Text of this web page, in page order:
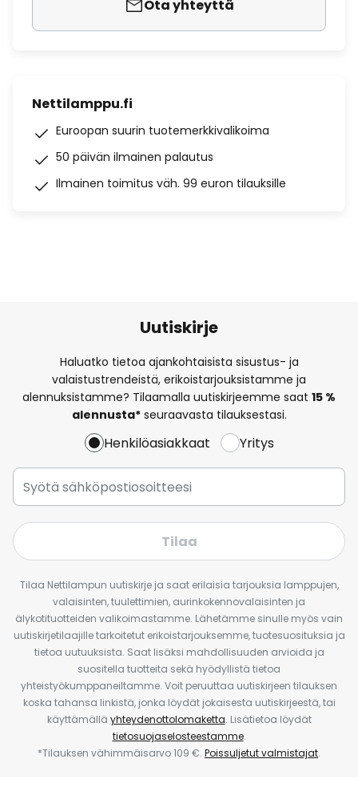
Ota yhteyttä
Nettilamppu.fi
Euroopan suurin tuotemerkkivalikoima
50 päivän ilmainen palautus
Ilmainen toimitus väh. 99 euron tilauksille
Uutiskirje
Haluatko tietoa ajankohtaisista sisustus- ja
valaistustrendeistä, erikoistarjouksistamme ja
alennuksistamme? Tilaamalla uutiskirjeemme saat 15 %
alennusta*seuraavasta tilauksestasi.
Henkilöasiakkaat Yritys
Tilaa
Tilaa Nettilampun uutiskirje ja saat erilaisia tarjouksia lamppujen,
valaisinten, tuulettimien, aurinkokennovalaisinten ja
älykotituotteiden valikoimastamme. Lähetämme sinulle myös vain
uutiskirjetilaajille tarkoitetut erikoistarjouksemme, tuotesuosituksia ja
tietoa uutuuksista. Saat lisäksi mahdollisuuden arvioida ja
suositella tuotteita sekä hyödyllistä tietoa
yhteistyökumppaneiltamme. Voit peruuttaa uutiskirjeen tilauksen
koska tahansa linkistä, jonka löydät jokaisesta uutiskirjeestä, tai
käyttämällä yhteydenottolomaketta. Lisätietoa löydät
tietosuojaselosteestamme.
*Tilauksen vähimmäisarvo 109 €. Poissuljetut valmistajat.